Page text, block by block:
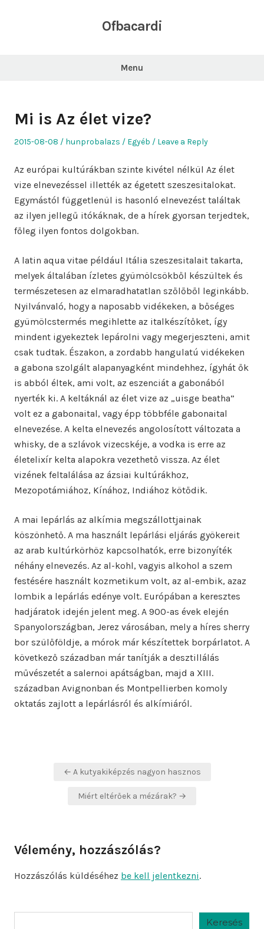
Ofbacardi
Menu
Mi is Az élet vize?
Posted
2015-08-08 Author
hunprobalazs
Posted
Egyéb Leave a Reply
Az európai kultúrákban szinte kivétel nélkül Az élet
vize elnevezéssel illették az égetett szeszesitalokat.
Egymástól függetlenül is hasonló elnevezést találtak
az ilyen jellegű itókáknak, de a hírek gyorsan terjedtek,
főleg ilyen fontos dolgokban.
A latin aqua vitae például Itália szeszesitalait takarta,
melyek általában ízletes gyümölcsökből készültek és
természetesen az elmaradhatatlan szőlőből leginkább.
Nyilvánvaló, hogy a naposabb vidékeken, a bőséges
gyümölcstermés megihlette az italkészítőket, így
mindent igyekeztek lepárolni vagy megerjeszteni, amit
csak tudtak. Északon, a zordabb hangulatú vidékeken
a gabona szolgált alapanyagként mindehhez, ígyhát ők
is abból éltek, ami volt, az eszenciát a gabonából
nyerték ki. A keltáknál az élet vize az „uisge beatha”
volt ez a gabonaital, vagy épp többféle gabonaital
elnevezése. A kelta elnevezés angolosított változata a
whisky, de a szlávok vizecskéje, a vodka is erre az
életelixír kelta alapokra vezethető vissza. Az élet
vizének feltalálása az ázsiai kultúrákhoz,
Mezopotámiához, Kínához, Indiához kötődik.
A mai lepárlás az alkímia megszállottjainak
köszönhető. A ma használt lepárlási eljárás gyökereit
az arab kultúrkörhöz kapcsolhatók, erre bizonyíték
néhány elnevezés. Az al-kohl, vagyis alkohol a szem
festésére használt kozmetikum volt, az al-embik, azaz
lombik a lepárlás edénye volt. Európában a keresztes
hadjáratok idején jelent meg. A 900-as évek elején
Spanyolországban, Jerez városában, mely a híres sherry
bor szülőföldje, a mórok már készítettek borpárlatot. A
következő században már tanítják a desztillálás
művészetét a salernoi apátságban, majd a XIII.
században Avignonban és Montpellierben komoly
oktatás zajlott a lepárlásról és alkímiáról.
Bejegyzés← A kutyakiképzés nagyon hasznos
Miért eltérőek a mézárak? →
Vélemény, hozzászólás?
Hozzászólás küldéséhez be kell jelentkezni.
Keresés